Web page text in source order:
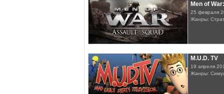
Men of
25 февраля
Жанры:
M.U.D. TV
19 апреля
Жанры: